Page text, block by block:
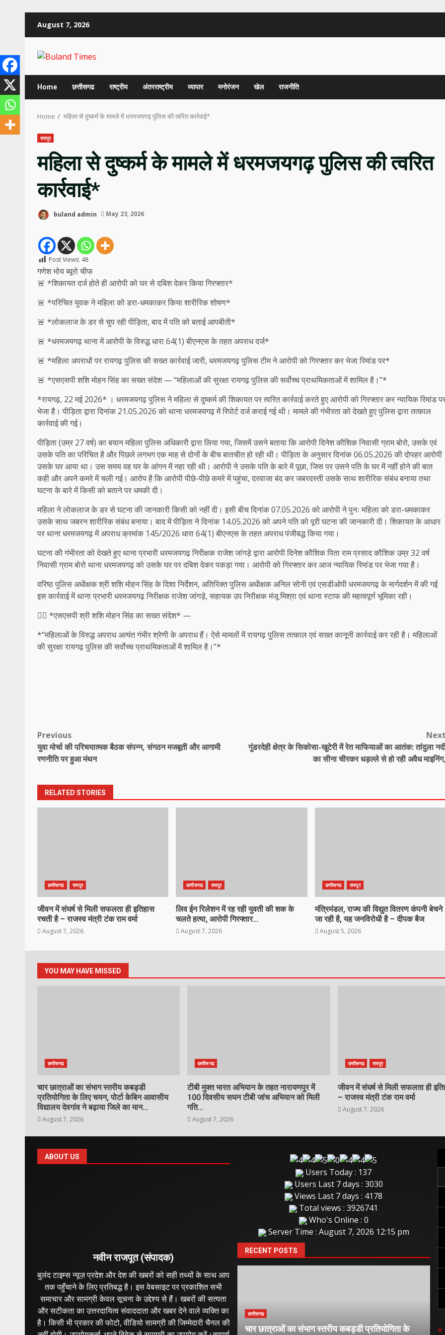
August 7, 2026
Home छत्तीसगढ राष्ट्रीय अंतरराष्ट्रीय व्यापार मनोरंजन खेल राजनीति
Home महिला से दुष्कर्म के मामले में धरमजयगढ़ पुलिस की त्वरित कार्रवाई*
रायपुर
महिला से दुष्कर्म के मामले में धरमजयगढ़ पुलिस की त्वरित
कार्रवाई*
buland admin May 23, 2026
Post Views: 48
गणेश भोय ब्यूरो चीफ
🚨 *शिकायत दर्ज होते ही आरोपी को घर से दबिश देकर किया गिरफ्तार*
🚨 *परिचित युवक ने महिला को डरा-धमकाकर किया शारीरिक शोषण*
🚨 *लोकलाज के डर से चुप रही पीड़िता, बाद में पति को बताई आपबीती*
🚨 *धरमजयगढ़ थाना में आरोपी के विरुद्ध धारा 64(1) बीएनएस के तहत अपराध दर्ज*
🚨 *महिला अपराधों पर रायगढ़ पुलिस की सख्त कार्रवाई जारी, धरमजयगढ़ पुलिस टीम ने आरोपी को गिरफ्तार कर भेजा रिमांड पर*
🚨 *एसएसपी शशि मोहन सिंह का सख्त संदेश — “महिलाओं की सुरक्षा रायगढ़ पुलिस की सर्वोच्च प्राथमिकताओं में शामिल है।”*
*रायगढ़, 22 मई 2026* । धरमजयगढ़ पुलिस ने महिला से दुष्कर्म की शिकायत पर त्वरित कार्रवाई करते हुए आरोपी को गिरफ्तार कर न्यायिक रिमांड
भेजा है। पीड़िता द्वारा दिनांक 21.05.2026 को थाना धरमजयगढ़ में रिपोर्ट दर्ज कराई गई थी। मामले की गंभीरता को देखते हुए पुलिस द्वारा तत्काल
कार्रवाई की गई।
पीड़िता (उम्र 27 वर्ष) का बयान महिला पुलिस अधिकारी द्वारा लिया गया, जिसमें उसने बताया कि आरोपी दिनेश कौशिक निवासी ग्राम बोरो, उसके एवं
उसके पति का परिचित है और पिछले लगभग एक माह से दोनों के बीच बातचीत हो रही थी। पीड़िता के अनुसार दिनांक 06.05.2026 की दोपहर आरोपी
उसके घर आया था। उस समय वह घर के आंगन में नहा रही थी। आरोपी ने उसके पति के बारे में पूछा, जिस पर उसने पति के घर में नहीं होने की बात
कही और अपने कमरे में चली गई। आरोप है कि आरोपी पीछे-पीछे कमरे में पहुंचा, दरवाजा बंद कर जबरदस्ती उसके साथ शारीरिक संबंध बनाया तथा
घटना के बारे में किसी को बताने पर धमकी दी।
महिला ने लोकलाज के डर से घटना की जानकारी किसी को नहीं दी। इसी बीच दिनांक 07.05.2026 को आरोपी ने पुनः महिला को डरा-धमकाकर
उसके साथ जबरन शारीरिक संबंध बनाया। बाद में पीड़िता ने दिनांक 14.05.2026 को अपने पति को पूरी घटना की जानकारी दी। शिकायत के आधार
पर थाना धरमजयगढ़ में अपराध क्रमांक 145/2026 धारा 64(1) बीएनएस के तहत अपराध पंजीबद्ध किया गया।
घटना की गंभीरता को देखते हुए थाना प्रभारी धरमजयगढ़ निरीक्षक राजेश जांगड़े द्वारा आरोपी दिनेश कौशिक पिता राम प्रसाद कौशिक उम्र 32 वर्ष
निवासी ग्राम बोरो थाना धरमजयगढ़ को उसके घर पर दबिश देकर पकड़ा गया। आरोपी को गिरफ्तार कर आज न्यायिक रिमांड पर भेजा गया है।
वरिष्ठ पुलिस अधीक्षक श्री शशि मोहन सिंह के दिशा निर्देशन, अतिरिक्त पुलिस अधीक्षक अनिल सोनी एवं एसडीओपी धरमजयगढ़ के मार्गदर्शन में की गई
इस कार्रवाई में थाना प्रभारी धरमजयगढ़ निरीक्षक राजेश जांगड़े, सहायक उप निरीक्षक मंजू मिश्रा एवं थाना स्टाफ की महत्वपूर्ण भूमिका रही।
👉🏻 *एसएसपी श्री शशि मोहन सिंह का सख्त संदेश* —
*“महिलाओं के विरुद्ध अपराध अत्यंत गंभीर श्रेणी के अपराध हैं। ऐसे मामलों में रायगढ़ पुलिस तत्काल एवं सख्त कानूनी कार्रवाई कर रही है। महिलाओं
की सुरक्षा रायगढ़ पुलिस की सर्वोच्च प्राथमिकताओं में शामिल है।”*
Post
navigation
Previous
युवा मोर्चा की परिचयात्मक बैठक संपन्न, संगठन मजबूती और आगामी
रणनीति पर हुआ मंथन
Next
गुंडरदेही क्षेत्र के सिकोसा-खुटेरी में रेत माफियाओं का आतंक: तांदुला
का सीना चीरकर धड़ल्ले से हो रही अवैध माइनिंग,
RELATED STORIES
छत्तीसगढ रायपुर
जीवन में संघर्ष से मिली सफलता ही इतिहास
रचती है – राजस्व मंत्री टंक राम वर्मा
August 7, 2026
छत्तीसगढ रायपुर
लिव ईन रिलेशन में रह रही युवती की शक के
चलते हत्या, आरोपी गिरफ्तार…
August 7, 2026
छत्तीसगढ रायपुर
मंत्रिमंडल, राज्य की विद्युत वितरण कंपनी बेचने
जा रही है, यह जनविरोधी है – दीपक बैज
August 5, 2026
YOU MAY HAVE MISSED
छत्तीसगढ
चार छात्राओं का संभाग स्तरीय कबड्डी
प्रतियोगिता के लिए चयन, पोर्टा केबिन आवासीय
विद्यालय देवगांव ने बढ़ाया जिले का मान…
August 7, 2026
छत्तीसगढ
टीबी मुक्त भारत अभियान के तहत नारायणपुर में
100 दिवसीय सघन टीबी जांच अभियान को मिली
गति…
August 7, 2026
छत्तीसगढ रायपुर
जीवन में संघर्ष से मिली सफलता ही
– राजस्व मंत्री टंक राम वर्मा
August 7, 2026
ABOUT US
नवीन राजपूत (संपादक)
बुलंद टाइम्स न्यूज़ प्रदेश और देश की खबरों को सही तथ्यों के साथ आप
तक पहुँचाने के लिए प्रतिबद्ध है। इस वेबसाइट पर प्रकाशित सभी
समाचार और सामग्री केवल सूचना के उद्देश्य से हैं। खबरों की सत्यता
और सटीकता का उत्तरदायित्व संवाददाता और खबर देने वाले व्यक्ति का
है। किसी भी प्रकार की फोटो, वीडियो सामग्री की जिम्मेदारी चैनल की
Users Today : 137
Users Last 7 days : 3030
Views Last 7 days : 4178
Total views : 3926741
Who's Online : 0
Server Time : August 7, 2026 12:15 pm
RECENT POSTS
छत्तीसगढ
छत्तीसगढ
चार छात्राओं का संभाग स्तरीय कबड्डी प्रतियोगिता के «